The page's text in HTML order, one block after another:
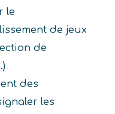
le
de jeux
de
des
les